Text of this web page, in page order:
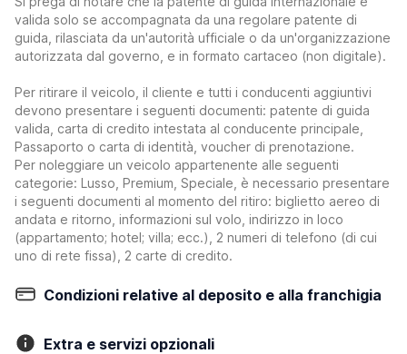
valida solo se accompagnata da una regolare patente di
guida, rilasciata da un'autorità ufficiale o da un'organizzazione
autorizzata dal governo, e in formato cartaceo (non digitale).
Per ritirare il veicolo, il cliente e tutti i conducenti aggiuntivi
devono presentare i seguenti documenti: patente di guida
valida, carta di credito intestata al conducente principale,
Passaporto o carta di identità, voucher di prenotazione.
Per noleggiare un veicolo appartenente alle seguenti
categorie: Lusso, Premium, Speciale, è necessario presentare
i seguenti documenti al momento del ritiro: biglietto aereo di
andata e ritorno, informazioni sul volo, indirizzo in loco
(appartamento; hotel; villa; ecc.), 2 numeri di telefono (di cui
uno di rete fissa), 2 carte di credito.
Condizioni relative al deposito e alla franchigia
Extra e servizi opzionali